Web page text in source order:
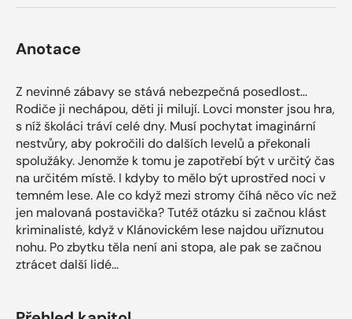
Anotace
Z nevinné zábavy se stává nebezpečná posedlost...
Rodiče ji nechápou, děti ji milují. Lovci monster jsou hra,
s níž školáci tráví celé dny. Musí pochytat imaginární
nestvůry, aby pokročili do dalších levelů a překonali
spolužáky. Jenomže k tomu je zapotřebí být v určitý čas
na určitém místě. I kdyby to mělo být uprostřed noci v
temném lese. Ale co když mezi stromy číhá něco víc než
jen malovaná postavička? Tutéž otázku si začnou klást
kriminalisté, když v Klánovickém lese najdou uříznutou
nohu. Po zbytku těla není ani stopa, ale pak se začnou
ztrácet další lidé...